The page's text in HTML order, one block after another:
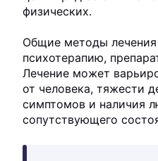
физических.
Общие методы
психотерапию,
Лечение может
от человека, тяжести
симптомов и наличия
сопутствующего